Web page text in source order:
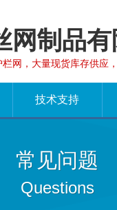
网制品有
网，大量现货库存供应
技术支持
常见问题
Questions